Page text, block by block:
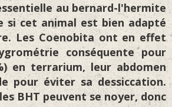
au bernard-l'hermite
si cet animal est bien adapté
Les Coenobita ont en effet
conséquente pour
en terrarium, leur abdomen
pour éviter sa dessiccation.
BHT peuvent se noyer, donc